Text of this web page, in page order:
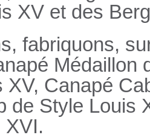
XV et des
fabriquons,
Médaillon
XV, Canapé
de Style Louis
XVI.